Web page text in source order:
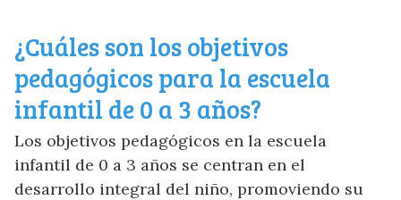
¿Cuáles son los objetivos
pedagógicos para la escuela
infantil de 0 a 3 años?
Los objetivos pedagógicos en la escuela
infantil de 0 a 3 años se centran en el
desarrollo integral del niño, promoviendo su